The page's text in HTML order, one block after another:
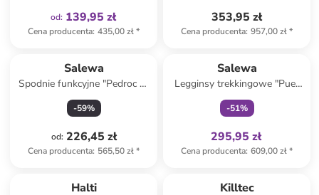
od: 139,95 zł
Cena producenta: 435,00 zł*
353,95 zł
Cena producenta: 957,00 zł*
Salewa
Spodnie funkcyjne "Pedroc 2"
w kolorze czerwonym
-59%
od: 226,45 zł
Cena producenta: 565,50 zł*
Salewa
Legginsy trekkingowe "Puez
Dry Responsive" w kolorze
bordowo-czarnym
-51%
295,95 zł
Cena producenta: 609,00 zł*
Halti Killtec